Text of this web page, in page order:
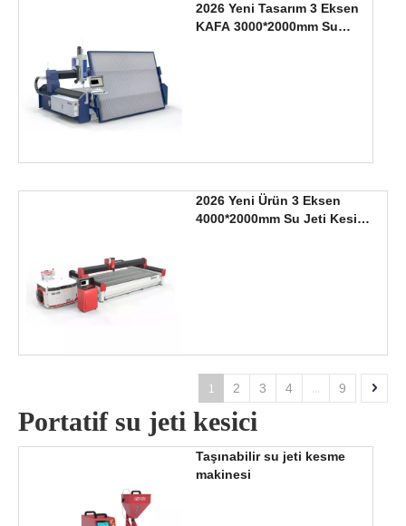
2026 Yeni Tasarım 3 Eksen
KAFA 3000*2000mm Su
2026 Yeni Ürün 3 Eksen
4000*2000mm Su Jeti Kesim
1 2 3 4 ... 9
Portatif su jeti kesici
Taşınabilir su jeti kesme
makinesi